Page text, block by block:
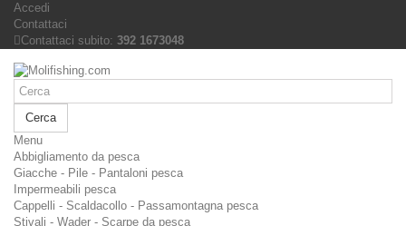
Accedi
Contattaci
Contattaci subito: 392 1673048
Cerca
Menu
Abbigliamento da pesca
Giacche - Pile - Pantaloni pesca
Impermeabili pesca
Cappelli - Scaldacollo - Passamontagna pesca
Stivali - Wader - Scarpe da pesca